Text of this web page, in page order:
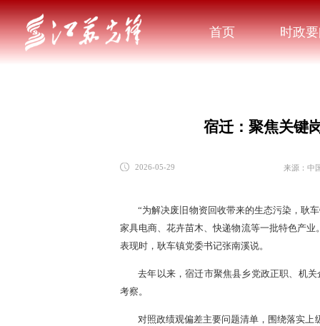
首页 时政
宿迁：聚焦关键
2026-05-29 来源：中
“为解决废旧物资回收带来的生态污染，耿
家具电商、花卉苗木、快递物流等一批特色产
表现时，耿车镇党委书记张南溪说。
去年以来，宿迁市聚焦县乡党政正职、机
考察。
对照政绩观偏差主要问题清单，围绕落实上